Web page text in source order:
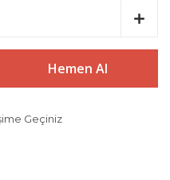
Hemen Al
Geçiniz